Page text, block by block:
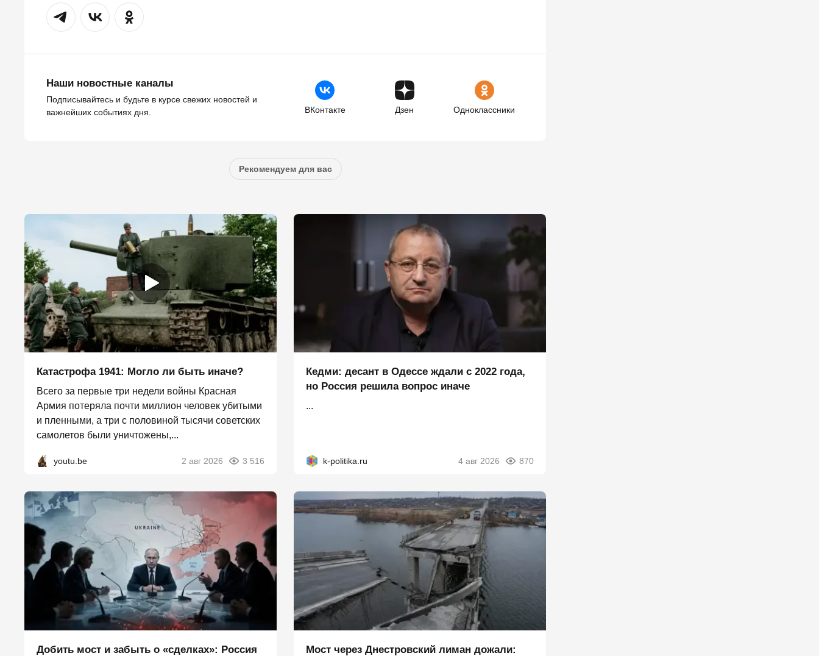
Наши новостные каналы
Подписывайтесь и будьте в курсе свежих новостей и
важнейших событиях дня.
ВКонтакте Дзен Одноклассники
Рекомендуем для вас
Катастрофа 1941: Могло ли быть иначе?
Всего за первые три недели войны Красная
Армия потеряла почти миллион человек убитыми
и пленными, а три с половиной тысячи советских
самолетов были уничтожены,...
youtu.be 2 авг 2026 3 516
Кедми: десант в Одессе ждали с 2022 года,
но Россия решила вопрос иначе
...
k-politika.ru 4 авг 2026 870
Добить мост и забыть о «сделках»: Россия
Мост через Днестровский лиман дожали: